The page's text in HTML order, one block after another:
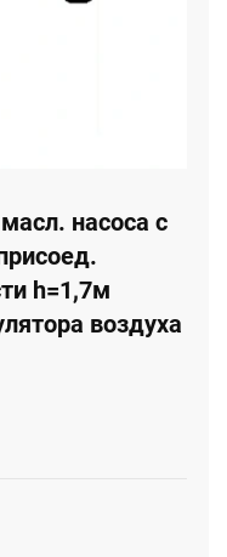
насоса с
h=1,7м
воздуха